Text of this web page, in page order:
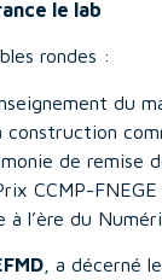
le lab
rondes :
du
de
CCMP-
l’ère du
, a décerné